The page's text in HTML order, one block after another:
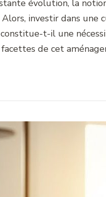
évolution, la
Alors, investir dans
t-il une
facettes de cet